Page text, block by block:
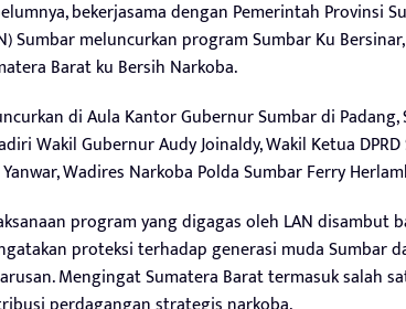
bekerjasama dengan Pemerintah Provinsi
Sumbar meluncurkan program Sumbar Ku
Barat ku Bersih Narkoba.
di Aula Kantor Gubernur Sumbar di
Wakil Gubernur Audy Joinaldy, Wakil Ketua
Wadires Narkoba Polda Sumbar Ferry
program yang digagas oleh LAN disambut
proteksi terhadap generasi muda Sumbar
Mengingat Sumatera Barat termasuk salah